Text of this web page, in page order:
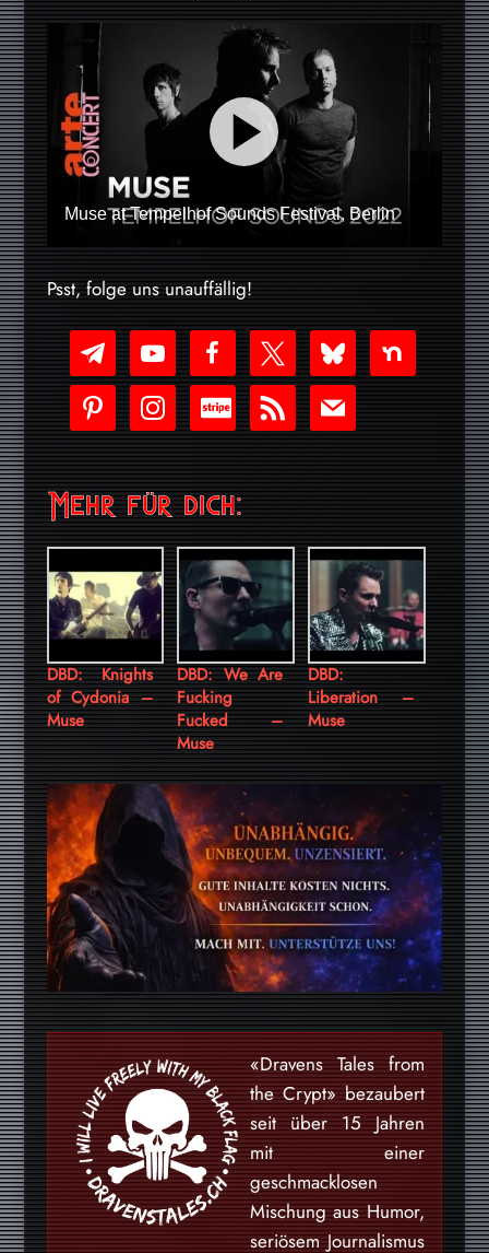
Muse at Tempelhof Sounds Festival, Berlin
Psst, folge uns unauffällig!
telegramyoutube-
play
facebookx blueskynextdoor
pinterestinstagram
cc-
stripe
rss mail
Mehr für dich:
DBD: Knights
of Cydonia –
Muse
DBD: We Are
Fucking
Fucked –
Muse
DBD:
Liberation –
Muse
«Dravens Tales from
the Crypt» bezaubert
seit über 15 Jahren
mit einer
geschmacklosen
Mischung aus Humor,
seriösem Journalismus